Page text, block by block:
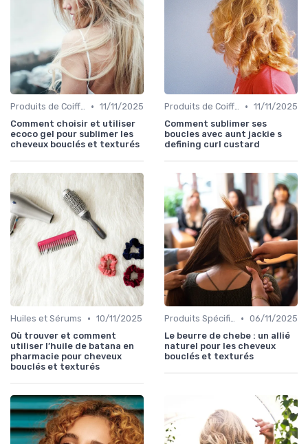
Produits de Coiffage • 11/11/2025
Comment choisir et utiliser
ecoco gel pour sublimer les
cheveux bouclés et texturés
Produits de Coiffage • 11/11/2025
Comment sublimer ses
boucles avec aunt jackie s
defining curl custard
Huiles et Sérums • 10/11/2025
Où trouver et comment
utiliser l’huile de batana en
pharmacie pour cheveux
bouclés et texturés
Produits Spécifiques (Anti-Frisottis, Hydratants) • 06/11/2025
Le beurre de chebe : un allié
naturel pour les cheveux
bouclés et texturés